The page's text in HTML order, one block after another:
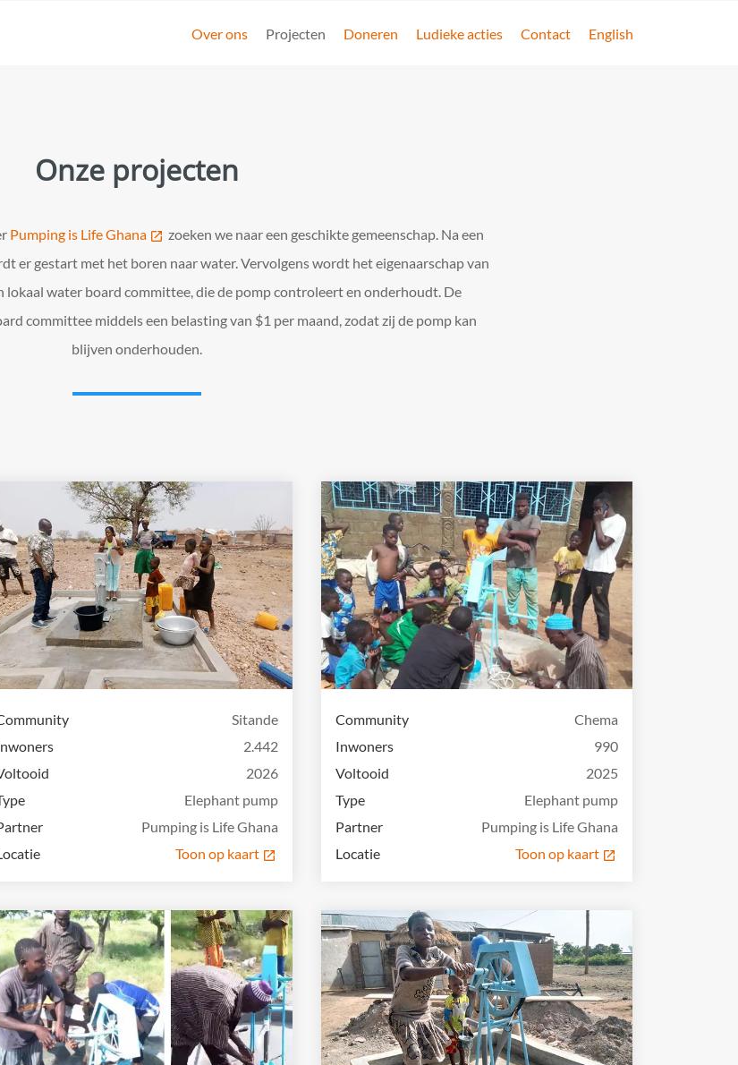
Over ons Projecten Doneren Ludieke acties Contact English
Onze projecten
Pumping is Life Ghana
zoeken we naar een geschikte gemeenschap. Na een
er gestart met het boren naar water. Vervolgens wordt het eigenaarschap van
lokaal water board committee, die de pomp controleert en onderhoudt. De
committee middels een belasting van $1 per maand, zodat zij de pomp kan
blijven onderhouden.
Sitande
2.442
2026
Elephant pump
Pumping is Life Ghana
Toon op kaart
Community
Chema
Inwoners
990
Voltooid
2025
Type
Elephant pump
Partner
Pumping is Life Ghana
Locatie
Toon op kaart